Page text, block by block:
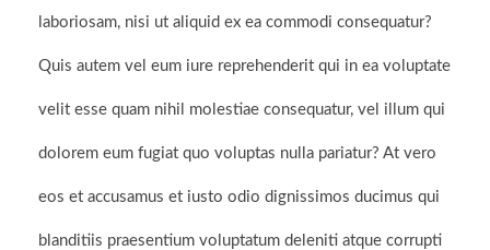
laboriosam, nisi ut aliquid ex ea commodi consequatur?
Quis autem vel eum iure reprehenderit qui in ea voluptate
velit esse quam nihil molestiae consequatur, vel illum qui
dolorem eum fugiat quo voluptas nulla pariatur? At vero
eos et accusamus et iusto odio dignissimos ducimus qui
blanditiis praesentium voluptatum deleniti atque corrupti